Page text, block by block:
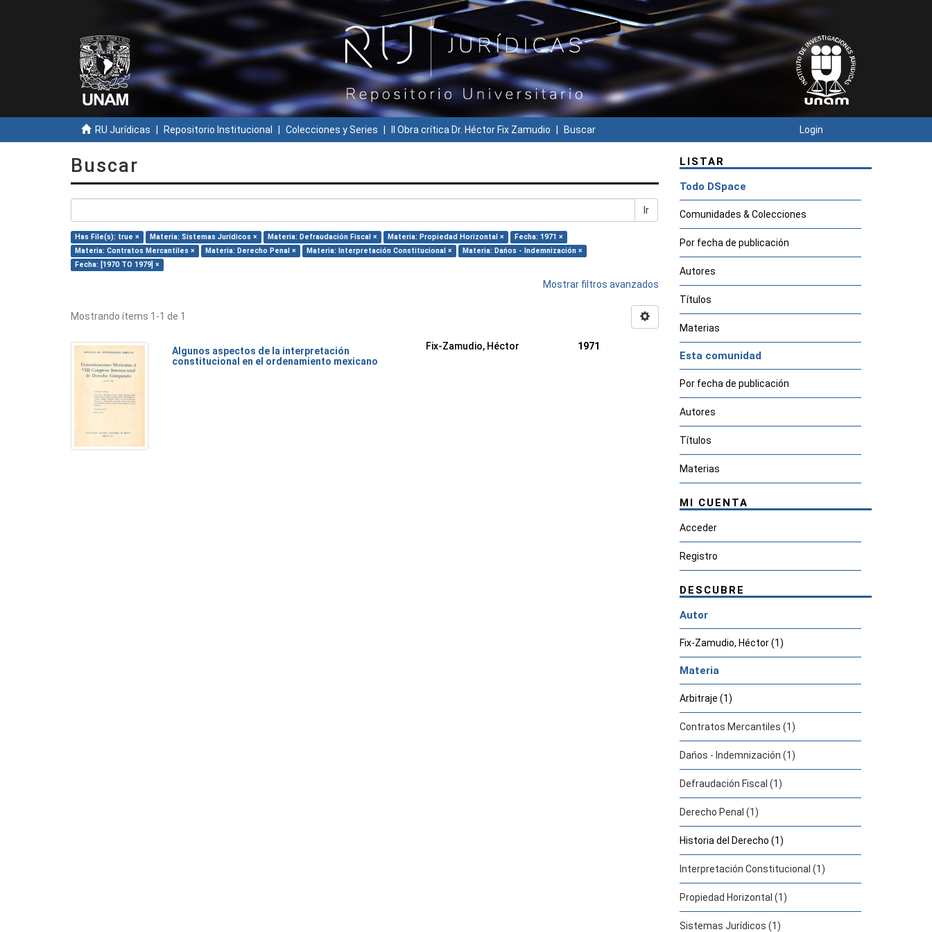
RU Jurídicas Repositorio Institucional Colecciones y Series II Obra crítica Dr. Héctor Fix Zamudio Buscar Login
Buscar
Ir
Has File(s): true × Materia: Sistemas Jurídicos × Materia: Defraudación Fiscal × Materia: Propiedad Horizontal ×
Fecha: 1971 ×
Materia: Contratos Mercantiles ×
Materia: Derecho Penal × Materia: Interpretación Constitucional ×
Materia: Dańos - Indemnización ×
Fecha: [1970 TO 1979] ×
Mostrar filtros avanzados
Mostrando ítems 1-1 de 1
Algunos aspectos de la interpretación
constitucional en el ordenamiento mexicano
Fix-Zamudio, Héctor 1971
LISTAR
Todo DSpace
Comunidades & Colecciones
Por fecha de publicación
Autores
Títulos
Materias
Esta comunidad
Por fecha de publicación
Autores
Títulos
Materias
MI CUENTA
Acceder
Registro
DESCUBRE
Autor
Fix-Zamudio, Héctor (1)
Materia
Arbitraje (1)
Contratos Mercantiles (1)
Dańos - Indemnización (1)
Defraudación Fiscal (1)
Derecho Penal (1)
Historia del Derecho (1)
Interpretación Constitucional (1)
Propiedad Horizontal (1)
Sistemas Jurídicos (1)